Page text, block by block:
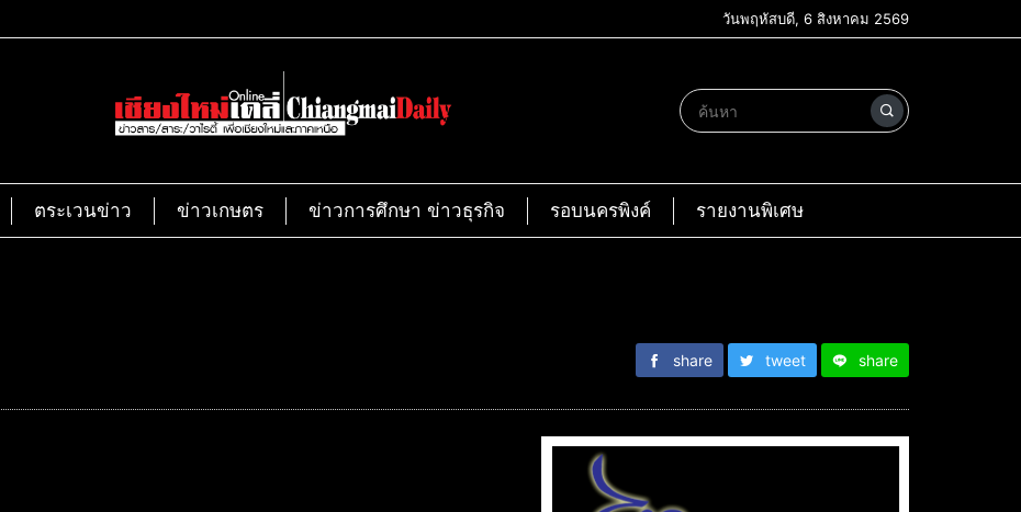
วันพฤหัสบดี, 6 สิงหาคม 2569
ตระเวนข่าว ข่าวเกษตร ข่าวการศึกษา ข่าวธุรกิจ รอบนครพิงค์ รายงานพิเศษ
share tweet share